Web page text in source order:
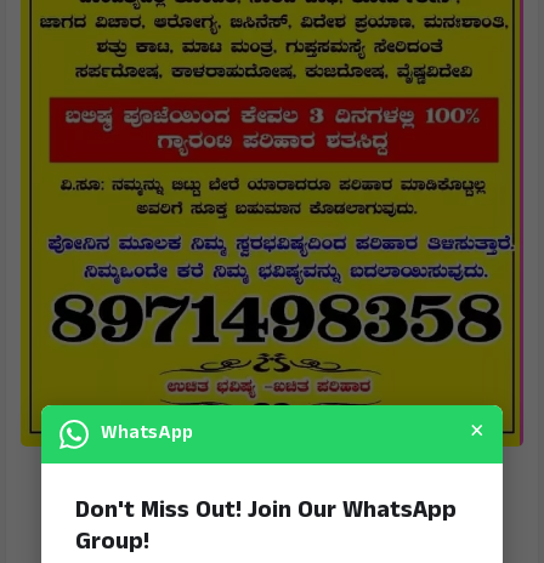
WhatsApp ×
Don't Miss Out! Join Our WhatsApp
Group!